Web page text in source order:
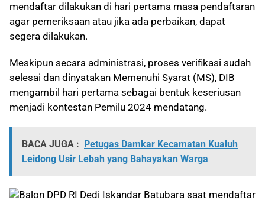
mendaftar dilakukan di hari pertama masa pendaftaran
agar pemeriksaan atau jika ada perbaikan, dapat
segera dilakukan.
Meskipun secara administrasi, proses verifikasi sudah
selesai dan dinyatakan Memenuhi Syarat (MS), DIB
mengambil hari pertama sebagai bentuk keseriusan
menjadi kontestan Pemilu 2024 mendatang.
BACA JUGA : Petugas Damkar Kecamatan Kualuh
Leidong Usir Lebah yang Bahayakan Warga